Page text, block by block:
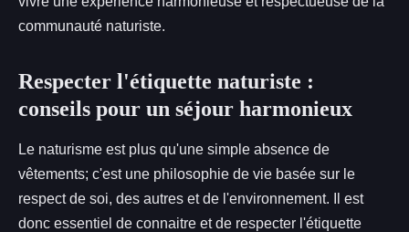
communauté naturiste.
Respecter l'étiquette naturiste :
conseils pour un séjour harmonieux
Le naturisme est plus qu'une simple absence de
vêtements; c'est une philosophie de vie basée sur le
respect de soi, des autres et de l'environnement. Il est
donc essentiel de connaitre et de respecter l'étiquette